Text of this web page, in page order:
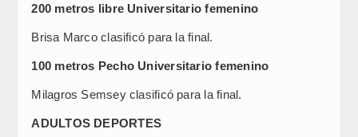
200 metros libre Universitario femenino
Brisa Marco clasificó para la final.
100 metros Pecho Universitario femenino
Milagros Semsey clasificó para la final.
ADULTOS DEPORTES